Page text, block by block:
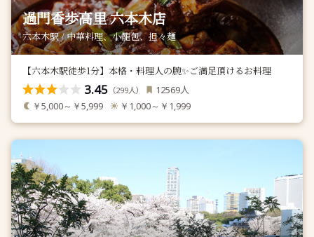
過門香歩高里 六本木店
六本木駅 / 中華料理、小籠包、担々麺
【六本木駅徒歩1分】本格・料理人の腕✨ご満足頂けるお料理
3.45 （299人） 12569人
￥5,000～￥5,999 ￥1,000～￥1,999